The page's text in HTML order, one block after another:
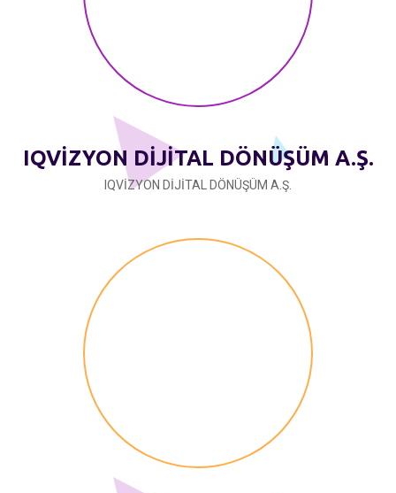
IQVİZYON DİJİTAL DÖNÜŞÜM A.Ş.
IQVİZYON DİJİTAL DÖNÜŞÜM A.Ş.